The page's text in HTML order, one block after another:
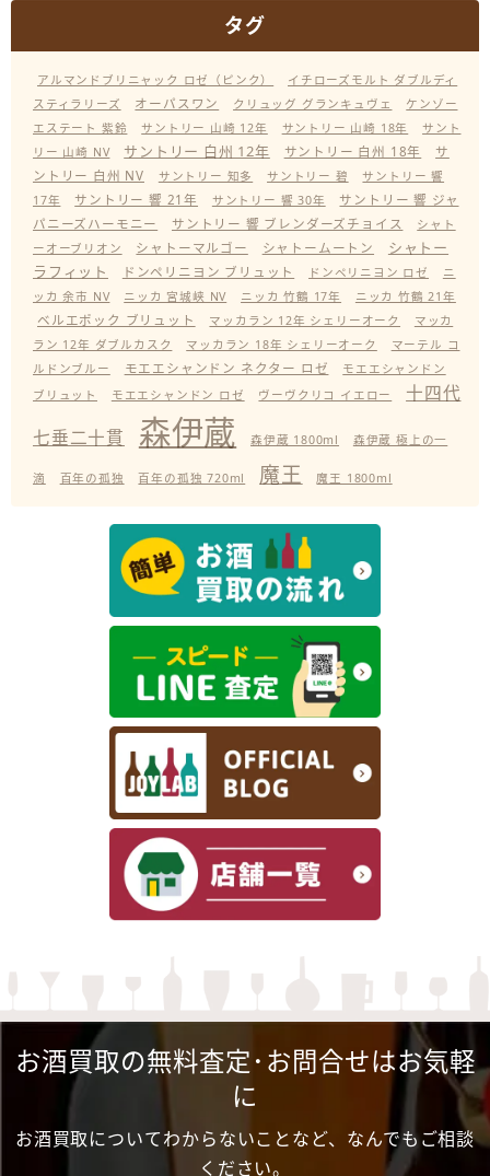
タグ
アルマンドブリニャック ロゼ（ピンク）
イチローズモルト ダブルディ
スティラリーズ
オーパスワン クリュッグ グランキュヴェ
ケンゾー
エステート 紫鈴
サントリー 山崎 12年 サントリー 山崎 18年
サント
リー 山崎 NV
サントリー 白州 12年 サントリー 白州 18年
サ
ントリー 白州 NV
サントリー 知多 サントリー 碧
サントリー 響
17年
サントリー 響 21年 サントリー 響 30年
サントリー 響 ジャ
パニーズハーモニー
サントリー 響 ブレンダーズチョイス
シャト
ーオーブリオン
シャトーマルゴー シャトームートン
シャトー
ラフィット
ドンペリニヨン ブリュット ドンペリニヨン ロゼ
ニ
ッカ 余市 NV
ニッカ 宮城峡 NV ニッカ 竹鶴 17年 ニッカ 竹鶴 21年
ベルエポック ブリュット マッカラン 12年 シェリーオーク
マッカ
ラン 12年 ダブルカスク
マッカラン 18年 シェリーオーク
マーテル コ
ルドンブルー
モエエシャンドン ネクター ロゼ
モエエシャンドン
ブリュット
モエエシャンドン ロゼ ヴーヴクリコ イエロー
十四代
七垂二十貫
森伊蔵 森伊蔵 1800ml 森伊蔵 極上の一
滴 百年の孤独 百年の孤独 720ml 魔王 魔王 1800ml
お酒買取の無料査定･お問合せはお気軽
に
お酒買取についてわからないことなど、なんでもご相談
ください。